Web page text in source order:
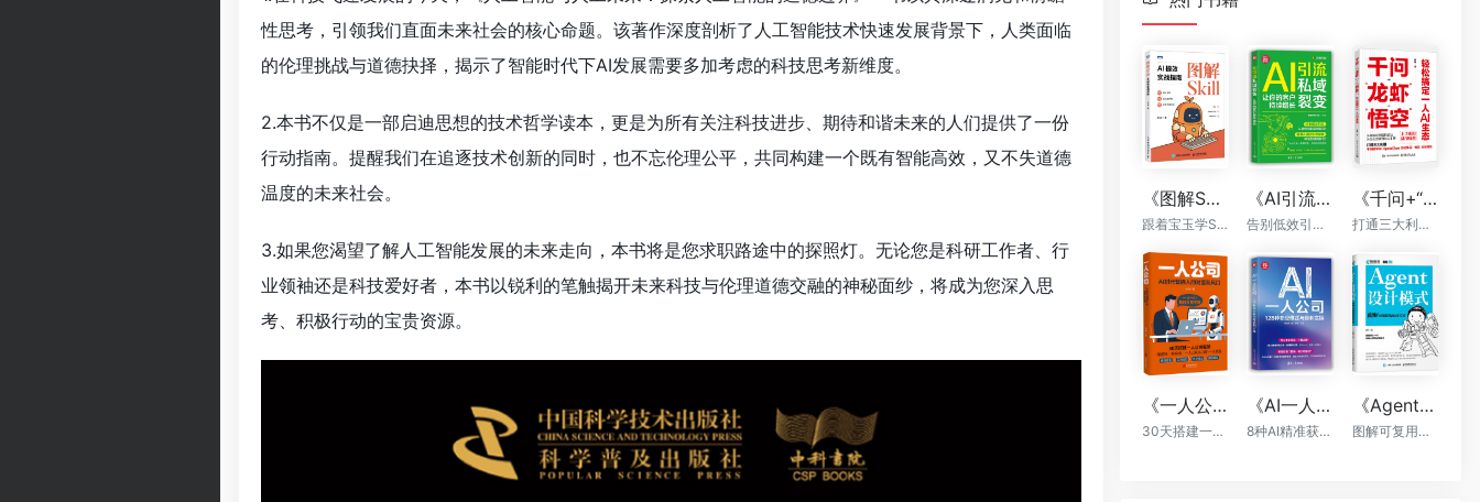
性思考，引领我们直面未来社会的核心命题。该著作深度剖析了人工智能技术快速发展背景下，人类面临
的伦理挑战与道德抉择，揭示了智能时代下AI发展需要多加考虑的科技思考新维度。
2.本书不仅是一部启迪思想的技术哲学读本，更是为所有关注科技进步、期待和谐未来的人们提供了一份
行动指南。提醒我们在追逐技术创新的同时，也不忘伦理公平，共同构建一个既有智能高效，又不失道德
温度的未来社会。
3.如果您渴望了解人工智能发展的未来走向，本书将是您求职路途中的探照灯。无论您是科研工作者、行
业领袖还是科技爱好者，本书以锐利的笔触揭开未来科技与伦理道德交融的神秘面纱，将成为您深入思
考、积极行动的宝贵资源。
《图解Skill：AI提效实战指南》
跟着宝玉学Skill，让你的AI自动出活
《AI引流私域裂变：让你的客户持续增长》
告别低效引流，AI帮你轻松实现裂变
《千问+“龙虾”+“悟空”：轻松搞定一人AI生态》
打通三大利器，千问提示词，OpenClaw自动执行，“悟空”全能落地
《一人公司：AI时代普通人的财富新风口》
30天搭建一人公司框架
《AI一人公司：128种商业模式与盈利实操》
8种AI精准获客方法+全程运营辅助，让你一个人活成一支团队
《Agent设计模式》
图解可复用智能体架构